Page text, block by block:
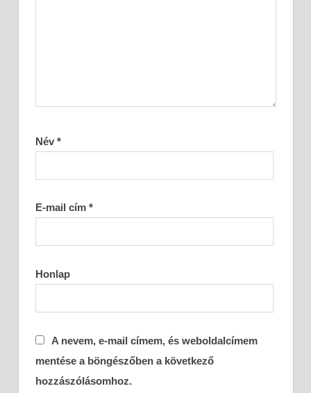
Név *
E-mail cím *
Honlap
A nevem, e-mail címem, és weboldalcímem
mentése a böngészőben a következő
hozzászólásomhoz.